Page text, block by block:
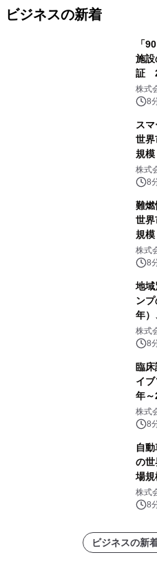
ビジネスの新着
「
施設
証
ナー
株式
8
ス
世
規
株式
8
難燃
世
規模
プ）
株式
8
地域
ン
年）
分析
株式
8
臨
イ
年～
ジト
ショ
株式
8
自
の
場規
リメ
（
株式
8
ビジネスの新